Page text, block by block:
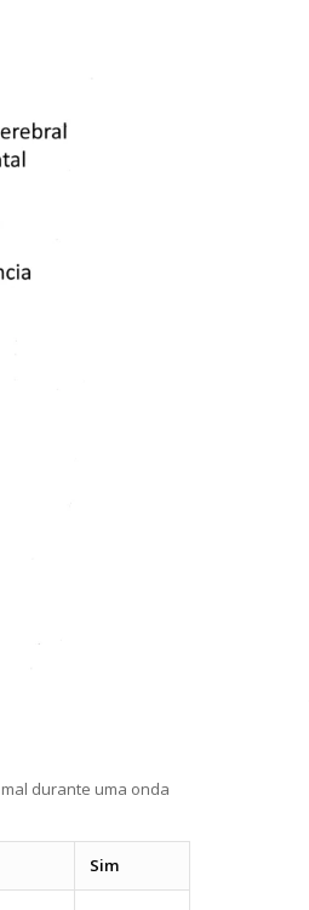
durante uma onda
Sim